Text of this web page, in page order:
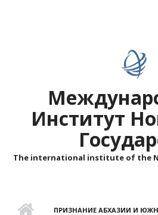
Институт
The international institute of the
ПРИЗНАНИЕ АБХАЗИИ И